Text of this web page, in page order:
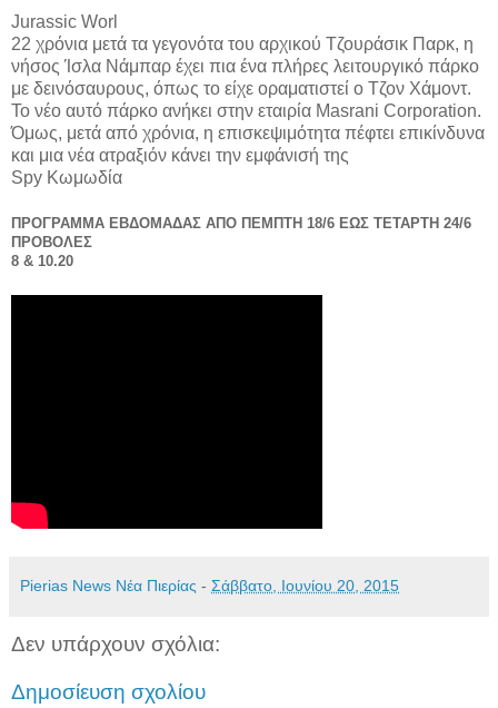
Jurassic Worl
22 χρόνια μετά τα γεγονότα του αρχικού Τζουράσικ Παρκ, η
νήσος Ίσλα Νάμπαρ έχει πια ένα πλήρες λειτουργικό πάρκο
με δεινόσαυρους, όπως το είχε οραματιστεί ο Τζον Χάμοντ.
Το νέο αυτό πάρκο ανήκει στην εταιρία Masrani Corporation.
Όμως, μετά από χρόνια, η επισκεψιμότητα πέφτει επικίνδυνα
και μια νέα ατραξιόν κάνει την εμφάνισή της
Spy Κωμωδία
ΠΡΟΓΡΑΜΜΑ ΕΒΔΟΜΑΔΑΣ ΑΠΟ ΠΕΜΠΤΗ 18/6 ΕΩΣ ΤΕΤΑΡΤΗ 24/6
ΠΡΟΒΟΛΕΣ
8 & 10.20
Pierias News Νέα Πιερίας - Σάββατο, Ιουνίου 20, 2015
Δεν υπάρχουν σχόλια:
Δημοσίευση σχολίου